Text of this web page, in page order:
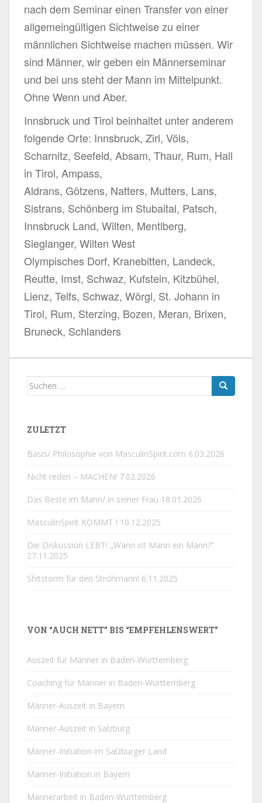
nach dem Seminar einen Transfer von einer
allgemeingültigen Sichtweise zu einer
männlichen Sichtweise machen müssen. Wir
sind Männer, wir geben ein Männerseminar
und bei uns steht der Mann im Mittelpunkt.
Ohne Wenn und Aber.
Innsbruck und Tirol beinhaltet unter anderem
folgende Orte: Innsbruck, Zirl, Völs,
Scharnitz, Seefeld, Absam, Thaur, Rum, Hall
in Tirol, Ampass,
Aldrans, Götzens, Natters, Mutters, Lans,
Sistrans, Schönberg im Stubaital, Patsch,
Innsbruck Land, Wilten, Mentlberg,
Sieglanger, Wilten West
Olympisches Dorf, Kranebitten, Landeck,
Reutte, Imst, Schwaz, Kufstein, Kitzbühel,
Lienz, Telfs, Schwaz, Wörgl, St. Johann in
Tirol, Rum, Sterzing, Bozen, Meran, Brixen,
Bruneck, Schlanders
Suchen
ZULETZT
Basis/ Philosophie von MasculinSpirit.com 6.03.2026
Nicht reden – MACHEN! 7.02.2026
Das Beste im Mann/ in seiner Frau 18.01.2026
MasculinSpirit KOMMT ! 10.12.2025
Die Diskussion LEBT! „Wann ist Mann ein Mann?“
27.11.2025
Shitstorm für den Strohmann! 6.11.2025
VON “AUCH NETT” BIS “EMPFEHLENSWERT”
Auszeit für Männer in Baden-Württemberg
Coaching für Männer in Baden-Württemberg
Männer-Auszeit in Bayern
Männer-Auszeit in Salzburg
Männer-Initiation im Salzburger Land
Männer-Initiation in Bayern
Männerarbeit in Baden-Württemberg